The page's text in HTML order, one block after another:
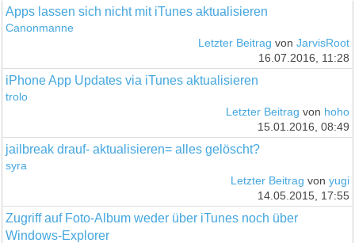
Apps lassen sich nicht mit iTunes aktualisieren
Canonmanne
Letzter Beitrag von JarvisRoot
16.07.2016, 11:28
iPhone App Updates via iTunes aktualisieren
trolo
Letzter Beitrag von hoho
15.01.2016, 08:49
jailbreak drauf- aktualisieren= alles gelöscht?
syra
Letzter Beitrag von yugi
14.05.2015, 17:55
Zugriff auf Foto-Album weder über iTunes noch über
Windows-Explorer